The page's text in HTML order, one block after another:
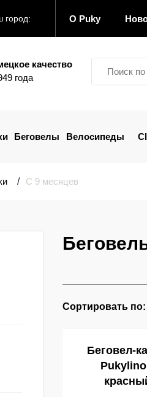
город: О Puky
качество
года
Беговелы Велосипеды
С 9 месяцев
Сортировать по:
Беговел-